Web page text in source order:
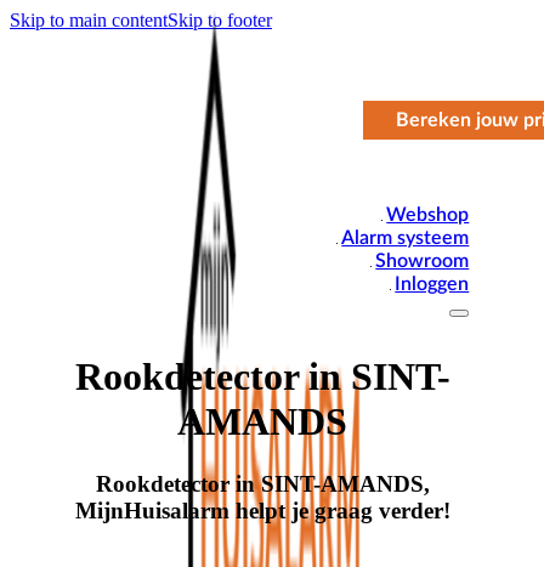
Skip to main contentSkip to footer
Webshop
Alarm systeem
Showroom
Inloggen
Bereken jouw
Rookdetector in SINT-
AMANDS
Rookdetector in SINT-AMANDS,
MijnHuisalarm helpt je graag verder!